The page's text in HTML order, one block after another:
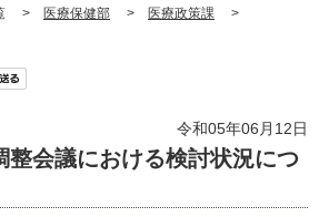
> 医療保健部 > 医療政策課 >
令和05年06月12日
整会議における検討状況につ